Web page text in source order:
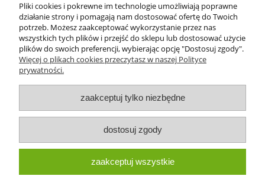
Pomoc
Dostępność i dostawa
Moje konto
O firmie
Pliki cookies i pokrewne im technologie umożliwiają poprawne
działanie strony i pomagają nam dostosować ofertę do Twoich
potrzeb. Możesz zaakceptować wykorzystanie przez nas
wszystkich tych plików i przejść do sklepu lub dostosować użycie
plików do swoich preferencji, wybierając opcję "Dostosuj zgody".
Więcej o plikach cookies przeczytasz w naszej Polityce
prywatności.
zaakceptuj tylko niezbędne
dostosuj zgody
zaakceptuj wszystkie